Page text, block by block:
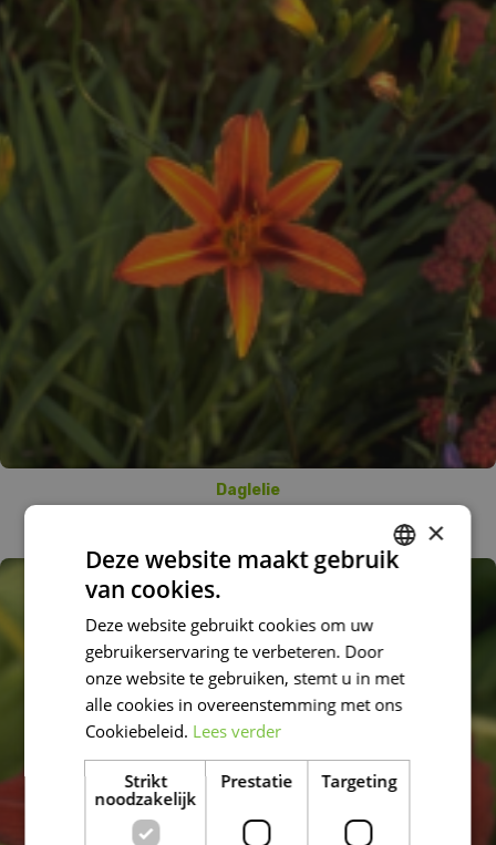
Daglelie
×
Deze website maakt gebruik
van cookies.
Deze website gebruikt cookies om uw
gebruikerservaring te verbeteren. Door
onze website te gebruiken, stemt u in met
alle cookies in overeenstemming met ons
Cookiebeleid. Lees verder
Strikt
noodzakelijk
Prestatie Targeting